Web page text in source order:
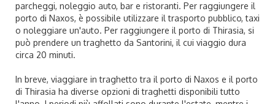
parcheggi, noleggio auto, bar e ristoranti. Per raggiungere il
porto di Naxos, è possibile utilizzare il trasporto pubblico, taxi
o noleggiare un'auto. Per raggiungere il porto di Thirasia, si
può prendere un traghetto da Santorini, il cui viaggio dura
circa 20 minuti.
In breve, viaggiare in traghetto tra il porto di Naxos e il porto
di Thirasia ha diverse opzioni di traghetti disponibili tutto